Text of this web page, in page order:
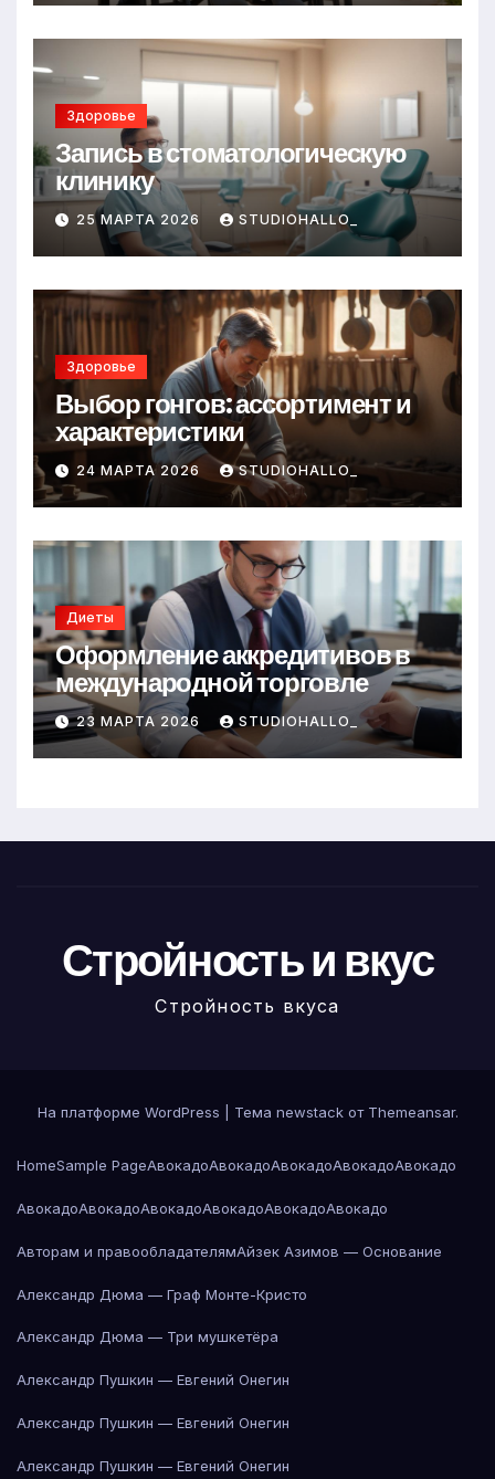
Здоровье
Запись в стоматологическую
клинику
25 МАРТА 2026 STUDIOHALLO_
Здоровье
Выбор гонгов: ассортимент и
характеристики
24 МАРТА 2026 STUDIOHALLO_
Диеты
Оформление аккредитивов в
международной торговле
23 МАРТА 2026 STUDIOHALLO_
Стройность и вкус
Стройность вкуса
На платформе WordPress Тема newstack от Themeansar.
HomeSample PageАвокадоАвокадоАвокадоАвокадоАвокадо
АвокадоАвокадоАвокадоАвокадоАвокадоАвокадо
Авторам и правообладателямАйзек Азимов — Основание
Александр Дюма — Граф Монте-Кристо
Александр Дюма — Три мушкетёра
Александр Пушкин — Евгений Онегин
Александр Пушкин — Евгений Онегин
Александр Пушкин — Евгений Онегин